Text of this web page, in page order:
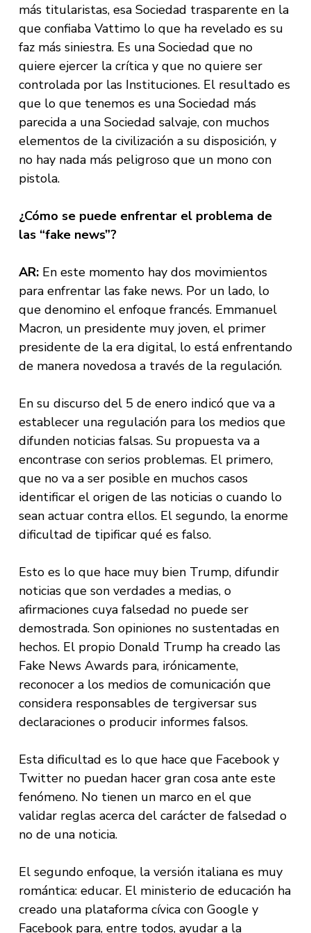
más titularistas, esa Sociedad trasparente en la
que confiaba Vattimo lo que ha revelado es su
faz más siniestra. Es una Sociedad que no
quiere ejercer la crítica y que no quiere ser
controlada por las Instituciones. El resultado es
que lo que tenemos es una Sociedad más
parecida a una Sociedad salvaje, con muchos
elementos de la civilización a su disposición, y
no hay nada más peligroso que un mono con
pistola.
¿Cómo se puede enfrentar el problema de
las “fake news”?
AR:En este momento hay dos movimientos
para enfrentar las fake news. Por un lado, lo
que denomino el enfoque francés. Emmanuel
Macron, un presidente muy joven, el primer
presidente de la era digital, lo está enfrentando
de manera novedosa a través de la regulación.
En su discurso del 5 de enero indicó que va a
establecer una regulación para los medios que
difunden noticias falsas. Su propuesta va a
encontrase con serios problemas. El primero,
que no va a ser posible en muchos casos
identificar el origen de las noticias o cuando lo
sean actuar contra ellos. El segundo, la enorme
dificultad de tipificar qué es falso.
Esto es lo que hace muy bien Trump, difundir
noticias que son verdades a medias, o
afirmaciones cuya falsedad no puede ser
demostrada. Son opiniones no sustentadas en
hechos. El propio Donald Trump ha creado las
Fake News Awards para, irónicamente,
reconocer a los medios de comunicación que
considera responsables de tergiversar sus
declaraciones o producir informes falsos.
Esta dificultad es lo que hace que Facebook y
Twitter no puedan hacer gran cosa ante este
fenómeno. No tienen un marco en el que
validar reglas acerca del carácter de falsedad o
no de una noticia.
El segundo enfoque, la versión italiana es muy
romántica: educar. El ministerio de educación ha
creado una plataforma cívica con Google y
Facebook para, entre todos, ayudar a la